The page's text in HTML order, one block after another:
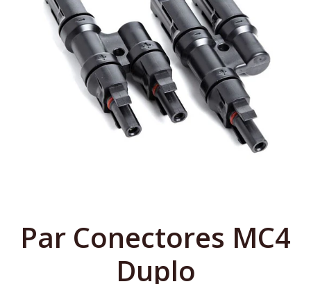
Par Conectores MC4
Duplo